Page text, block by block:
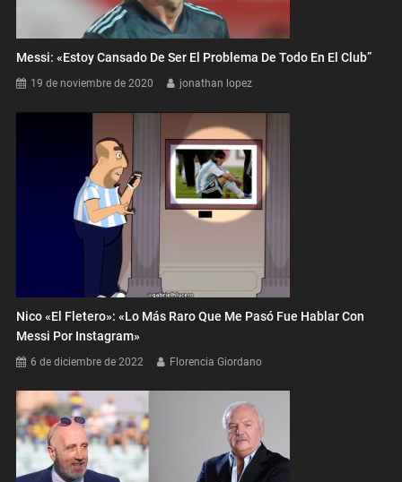
Messi: «Estoy Cansado De Ser El Problema De Todo En El Club”
19 de noviembre de 2020 jonathan lopez
Nico «El Fletero»: «Lo Más Raro Que Me Pasó Fue Hablar Con
Messi Por Instagram»
6 de diciembre de 2022 Florencia Giordano